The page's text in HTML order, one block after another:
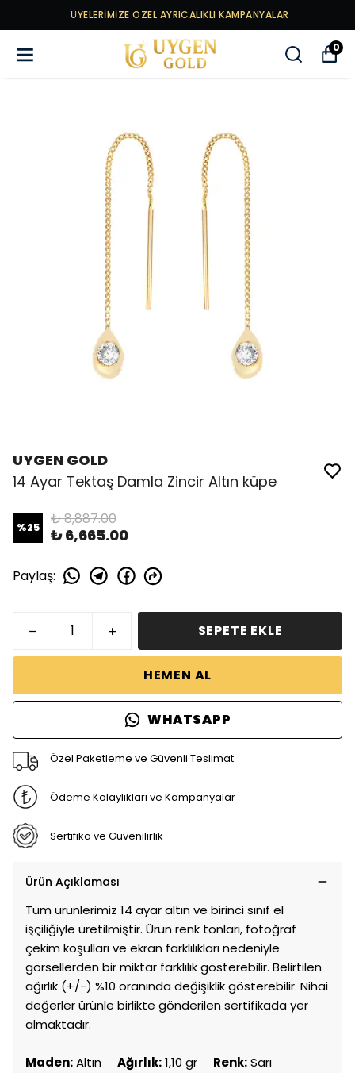
ÜYELERİMİZE ÖZEL AYRICALIKLI KAMPANYALAR
0
UYGEN GOLD
14 Ayar Tektaş Damla Zincir Altın küpe
%25 ₺ 8,887.00
₺ 6,665.00
Paylaş:
SEPETE EKLE
HEMEN AL
WHATSAPP
Özel Paketleme ve Güvenli Teslimat
Ödeme Kolaylıkları ve Kampanyalar
Sertifika ve Güvenilirlik
Ürün Açıklaması
Tüm ürünlerimiz 14 ayar altın ve birinci sınıf el
işçiliğiyle üretilmiştir. Ürün renk tonları, fotoğraf
çekim koşulları ve ekran farklılıkları nedeniyle
görsellerden bir miktar farklılık gösterebilir. Belirtilen
ağırlık (+/-) %10 oranında değişiklik gösterebilir. Nihai
değerler ürünle birlikte gönderilen sertifikada yer
almaktadır.
Maden:Altın Ağırlık:1,10 gr Renk:Sarı